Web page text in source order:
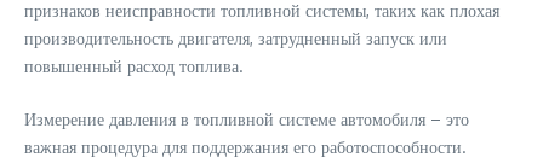
признаков неисправности топливной системы, таких как плохая
производительность двигателя, затрудненный запуск или
повышенный расход топлива.
Измерение давления в топливной системе автомобиля – это
важная процедура для поддержания его работоспособности.